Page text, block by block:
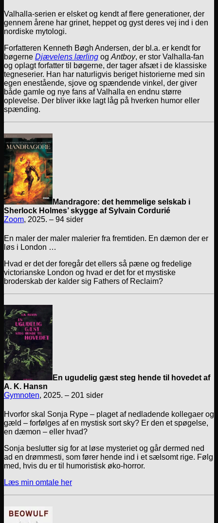
Valhalla-serien er elsket og kendt af flere generationer, der
gennem årene har grinet, heppet og gyst deres vej ind i den
nordiske mytologi.
Forfatteren Kenneth Bøgh Andersen, der bl.a. er kendt for
bøgerne Djævelens lærling og Antboy, er stor Valhalla-fan
og oplagt forfatter til bøgerne, der tager afsæt i de klassiske
tegneserier. Han har naturligvis beriget historierne med sin
egen enestående, sjove og spændende vinkel, der giver
både gamle og nye fans af Valhalla en endnu større
oplevelse. Der bliver ikke lagt låg på hverken humor eller
spænding.
Mandragore: det hemmelige selskab i
Sherlock Holmes’ skygge af Sylvain Cordurié
Zoom, 2025. – 94 sider
En maler der maler malerier fra fremtiden. En dæmon der er
løs i London …
Hvad er det der foregår det ellers så pæne og fredelige
victorianske London og hvad er det for et mystiske
broderskab der kalder sig Fathers of Reclaim?
En ugudelig gæst steg hende til hovedet af
A. K. Hansn
Gymnoten, 2025. – 201 sider
Hvorfor skal Sonja Rype – plaget af nedladende kollegaer og
gæld – forfølges af en mystisk sort sky? Er den et spøgelse,
en dæmon – eller hvad?
Sonja beslutter sig for at løse mysteriet og går dermed ned
ad en drømmesti, som fører hende ind i et sælsomt rige. Følg
med, hvis du er til humoristisk øko-horror.
Læs min omtale her